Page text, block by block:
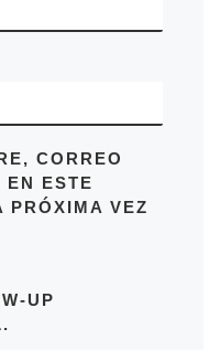
CORREO
EN ESTE
PRÓXIMA VEZ
UP